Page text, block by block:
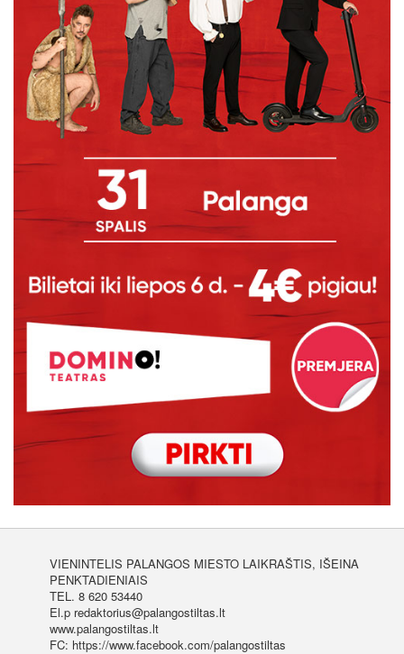
VIENINTELIS PALANGOS MIESTO LAIKRAŠTIS, IŠEINA
PENKTADIENIAIS
TEL. 8 620 53440
El.p redaktorius@palangostiltas.lt
www.palangostiltas.lt
FC: https://www.facebook.com/palangostiltas